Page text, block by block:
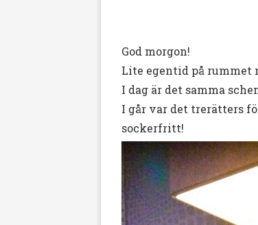
God morgon!
Lite egentid på rummet
I dag är det samma
I går var det trerätters
sockerfritt!